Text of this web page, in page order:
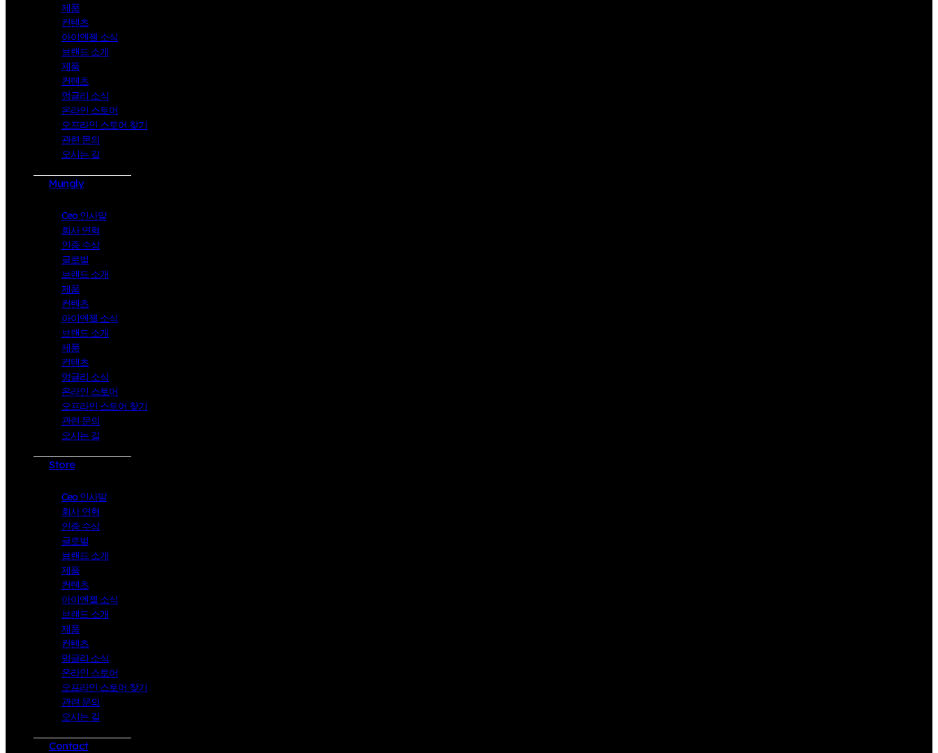
제품
컨텐츠
아이엔젤 소식
브랜드 소개
제품
컨텐츠
멍글리 소식
온라인 스토어
오프라인 스토어 찾기
관련 문의
오시는 길
Mungly
Ceo 인사말
회사 연혁
인증 수상
글로벌
브랜드 소개
제품
컨텐츠
아이엔젤 소식
브랜드 소개
제품
컨텐츠
멍글리 소식
온라인 스토어
오프라인 스토어 찾기
관련 문의
오시는 길
Store
Ceo 인사말
회사 연혁
인증 수상
글로벌
브랜드 소개
제품
컨텐츠
아이엔젤 소식
브랜드 소개
제품
컨텐츠
멍글리 소식
온라인 스토어
오프라인 스토어 찾기
관련 문의
오시는 길
Contact